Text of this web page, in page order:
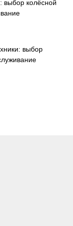
выбор колёсной
выбор